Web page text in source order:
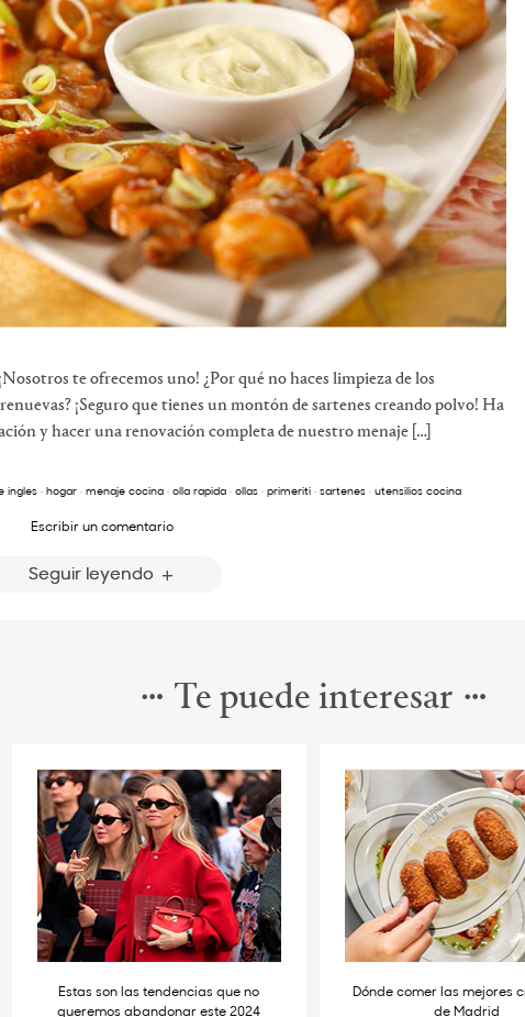
te ofrecemos uno! ¿Por qué no haces limpieza de los
¡Seguro que tienes un montón de sartenes creando polvo! Ha
y hacer una renovación completa de nuestro menaje […]
ingles· hogar· menaje cocina· olla rapida· ollas· primeriti· sartenes· utensilios cocina
Escribir un comentario
Seguir leyendo
Te puede interesar
Estas son las tendencias que no
queremos abandonar este 2024
Dónde comer las mejores
de Madrid